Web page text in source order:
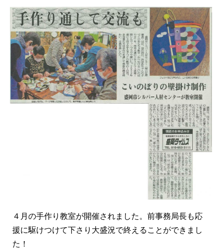
４月の手作り教室が開催されました。前事務局長も応
援に駆けつけて下さり大盛況で終えることができまし
た！